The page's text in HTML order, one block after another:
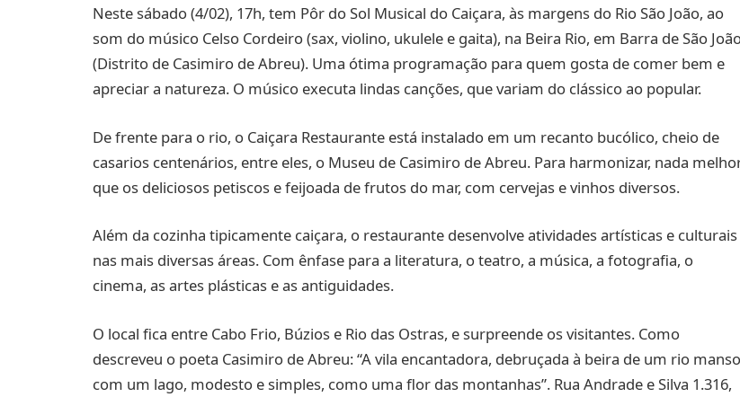
Neste sábado (4/02), 17h, tem Pôr do Sol Musical do Caiçara, às margens do Rio São João, ao
som do músico Celso Cordeiro (sax, violino, ukulele e gaita), na Beira Rio, em Barra de São
(Distrito de Casimiro de Abreu). Uma ótima programação para quem gosta de comer bem e
apreciar a natureza. O músico executa lindas canções, que variam do clássico ao popular.
De frente para o rio, o Caiçara Restaurante está instalado em um recanto bucólico, cheio de
casarios centenários, entre eles, o Museu de Casimiro de Abreu. Para harmonizar, nada
que os deliciosos petiscos e feijoada de frutos do mar, com cervejas e vinhos diversos.
Além da cozinha tipicamente caiçara, o restaurante desenvolve atividades artísticas e culturais
nas mais diversas áreas. Com ênfase para a literatura, o teatro, a música, a fotografia, o
cinema, as artes plásticas e as antiguidades.
O local fica entre Cabo Frio, Búzios e Rio das Ostras, e surpreende os visitantes. Como
descreveu o poeta Casimiro de Abreu: “A vila encantadora, debruçada à beira de um rio manso
com um lago, modesto e simples, como uma flor das montanhas”. Rua Andrade e Silva 1.316,